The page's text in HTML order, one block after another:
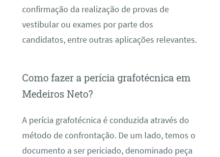
confirmação da realização de provas de
vestibular ou exames por parte dos
candidatos, entre outras aplicações relevantes.
Como fazer a perícia grafotécnica em
Medeiros Neto?
A perícia grafotécnica é conduzida através do
método de confrontação. De um lado, temos o
documento a ser periciado, denominado peça